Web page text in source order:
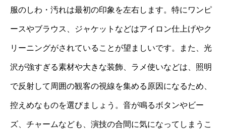
服のしわ・汚れは最初の印象を左右します。特にワンピ
ースやブラウス、ジャケットなどはアイロン仕上げやク
リーニングがされていることが望ましいです。また、光
沢が強すぎる素材や大きな装飾、ラメ使いなどは、照明
で反射して周囲の観客の視線を集める原因になるため、
控えめなものを選びましょう。音が鳴るボタンやビー
ズ、チャームなども、演技の合間に気になってしまうこ